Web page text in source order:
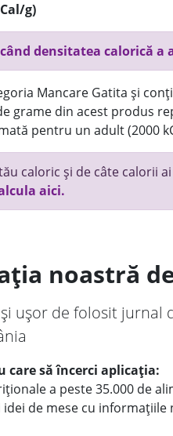
g)
densitatea calorică a
Mancare Gatita și
grame din acest produs
pentru un adult (2000
caloric și de câte calorii
aici.
noastră
ușor de folosit jurnal
care să încerci aplicația:
a peste 35.000 de
idei de mese cu